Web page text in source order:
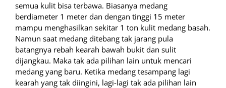
semua kulit bisa terbawa. Biasanya medang
berdiameter 1 meter dan dengan tinggi 15 meter
mampu menghasilkan sekitar 1 ton kulit medang basah.
Namun saat medang ditebang tak jarang pula
batangnya rebah kearah bawah bukit dan sulit
dijangkau. Maka tak ada pilihan lain untuk mencari
medang yang baru. Ketika medang tesampang lagi
kearah yang tak diingini, lagi-lagi tak ada pilihan lain